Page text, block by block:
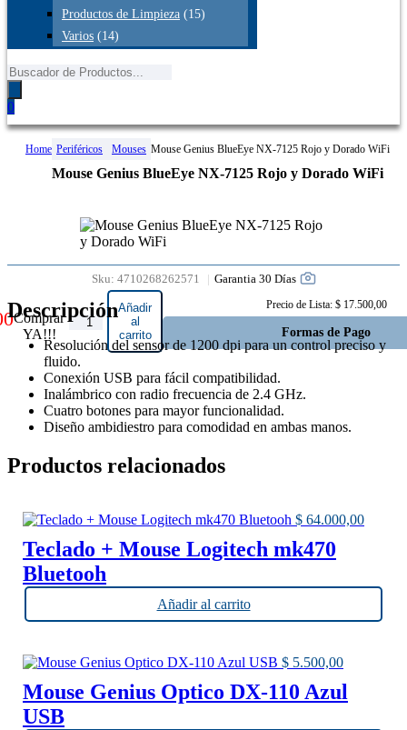
Productos de Limpieza (15)
Varios (14)
Búsqueda
de
productos
0
Home Periféricos Mouses Mouse Genius BlueEye NX-7125 Rojo y Dorado WiFi
Mouse Genius BlueEye NX-7125 Rojo y Dorado WiFi
Sku: 4710268262571 Garantia 30 Días
Comprar
YA!!!
Mouse
Genius
BlueEye
NX-
7125
Rojo y
Dorado
WiFi
Añadir
al
carrito
Precio de Lista: $ 17.500,00
Formas de Pago
Descripción
Resolución del sensor de 1200 dpi para un control preciso y
fluido.
Conexión USB para fácil compatibilidad.
Inalámbrico con radio frecuencia de 2.4 GHz.
Cuatro botones para mayor funcionalidad.
Diseño ambidiestro para comodidad en ambas manos.
Productos relacionados
$ 64.000,00
Teclado + Mouse Logitech mk470
Bluetooh
Añadir al carrito
$ 5.500,00
Mouse Genius Optico DX-110 Azul
USB